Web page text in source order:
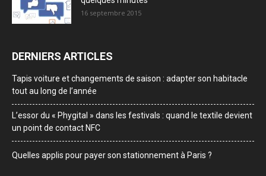
16 septembre 2015
DERNIERS ARTICLES
Tapis voiture et changements de saison : adapter son habitacle
tout au long de l’année
L’essor du « Phygital » dans les festivals : quand le textile devient
un point de contact NFC
Quelles applis pour payer son stationnement à Paris ?